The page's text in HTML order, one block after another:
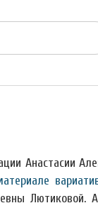
Анастасии
Лютиковой.